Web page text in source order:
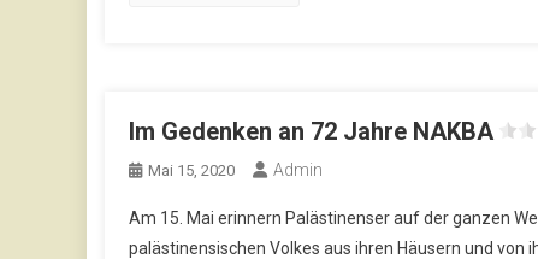
Im Gedenken an 72 Jahre NAKBA
Mai 15, 2020 Admin
Am 15. Mai erinnern Palästinenser auf der ganzen
palästinensischen Volkes aus ihren Häusern und von